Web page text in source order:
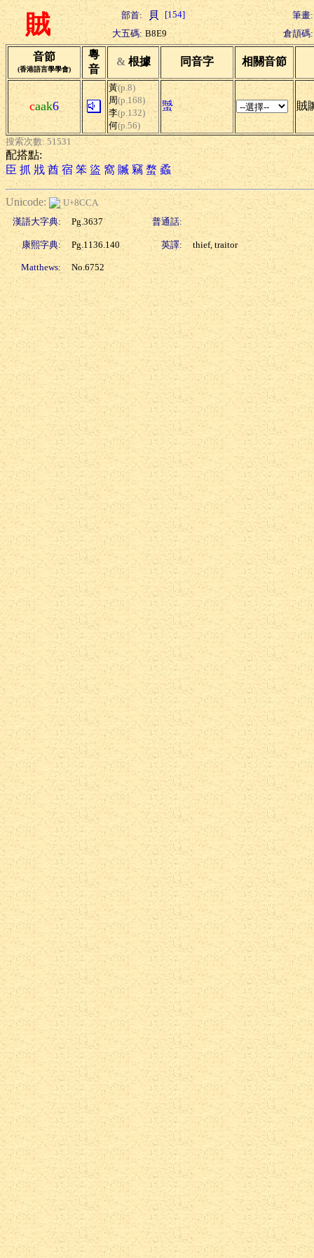
賊 部首: [154]
筆畫:
大五碼: B8E9 倉頡碼:
音節
(香港語言學學會)
粵
音
& 根據 同音字 相關音節
caak6
黃(p.8)
周(p.168)
李(p.132)
何(p.56)
蠈 賊
搜索次數: 51531
配搭點:
臣 抓 戕 酋 宿 笨 盜 窩 贓 竊 蝥 蟊
Unicode:
U+8CCA
漢語大字典:
Pg.3637 普通話:
康熙字典: Pg.1136.140 英譯: thief, traitor
Matthews: No.6752